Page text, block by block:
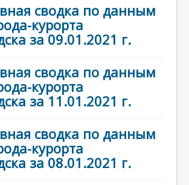
сводка по данным
курорта
за 09.01.2021 г.
сводка по данным
курорта
за 11.01.2021 г.
сводка по данным
курорта
за 08.01.2021 г.